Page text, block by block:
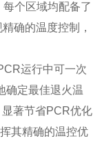
个区域均配备了
确的温度控制，
运行中可一次
确定最佳退火温
著节省PCR优化
其精确的温控优